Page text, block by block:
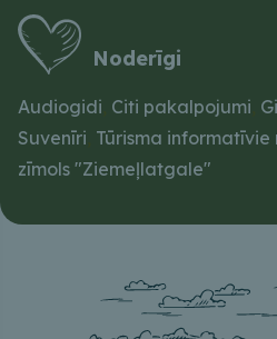
Noderīgi
Audiogidi Citi pakalpojumi
Suvenīri Tūrisma
zīmols "Ziemeļlatgale"